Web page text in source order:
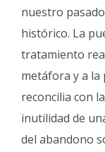
nuestro
histórico. La
tratamiento
metáfora y a la
reconcilia con
inutilidad de
del abandono